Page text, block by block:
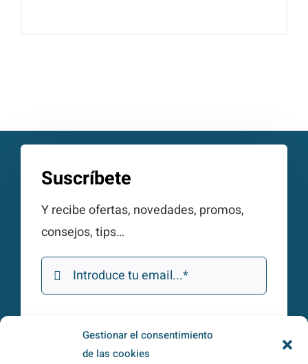
Gestionar el consentimiento
de las cookies
Suscríbete
Y recibe ofertas, novedades, promos,
consejos, tips…
Subscribirme